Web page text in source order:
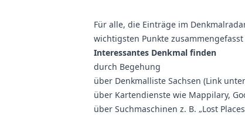
Für alle, die Einträge im
wichtigsten Punkte
Interessantes Denkmal finden
durch Begehung
über Denkmalliste Sachsen (Link
über Kartendienste wie Mappilary,
über Suchmaschinen z. B. „Lost